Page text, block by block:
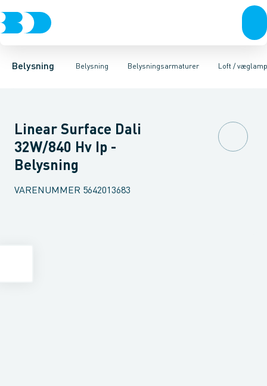
Belysning Belysning
Belysning Belysningsarmaturer
LyskilderBelysningsarmaturerLysstyringTilbehør tilLoft /
PendlerIndustriarmatur og halbelysningArmaturer for vej og
Linear Surface Dali
32W/840 Hv Ip -
Belysning
VARENUMMER 5642013683